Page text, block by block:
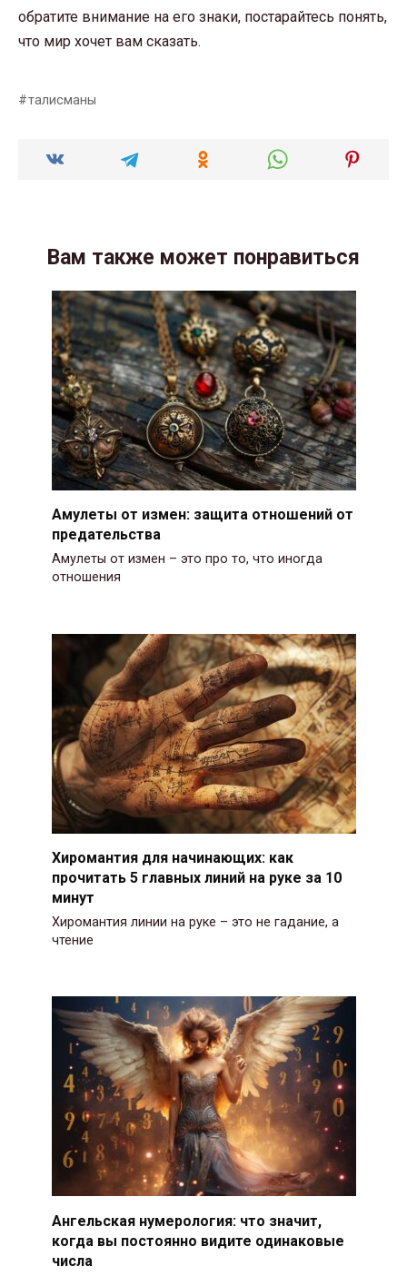
обратите внимание на его знаки, постарайтесь понять,
что мир хочет вам сказать.
талисманы
Вам также может понравиться
Амулеты от измен: защита отношений от
предательства
Амулеты от измен – это про то, что иногда
отношения
Хиромантия для начинающих: как
прочитать 5 главных линий на руке за 10
минут
Хиромантия линии на руке – это не гадание, а
чтение
Ангельская нумерология: что значит,
когда вы постоянно видите одинаковые
числа